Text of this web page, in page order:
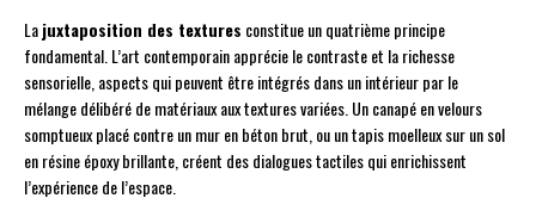
Lajuxtaposition des textures constitue un quatrième principe
fondamental. L’art contemporain apprécie le contraste et la richesse
sensorielle, aspects qui peuvent être intégrés dans un intérieur par le
mélange délibéré de matériaux aux textures variées. Un canapé en velours
somptueux placé contre un mur en béton brut, ou un tapis moelleux sur un sol
en résine époxy brillante, créent des dialogues tactiles qui enrichissent
l’expérience de l’espace.